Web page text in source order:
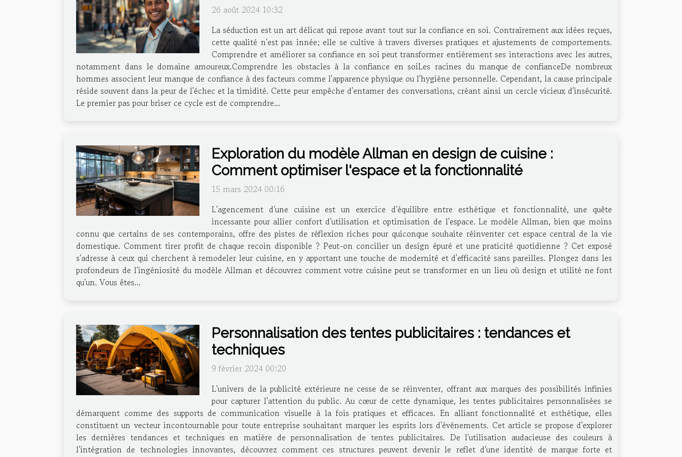
26 août 2024 10:32
La séduction est un art délicat qui repose avant tout sur la confiance en soi. Contrairement aux idées reçues,
cette qualité n'est pas innée; elle se cultive à travers diverses pratiques et ajustements de comportements.
Comprendre et améliorer sa confiance en soi peut transformer entièrement ses interactions avec les autres,
notamment dans le domaine amoureux.Comprendre les obstacles à la confiance en soiLes racines du manque de confianceDe nombreux
hommes associent leur manque de confiance à des facteurs comme l'apparence physique ou l'hygiène personnelle. Cependant, la cause principale
réside souvent dans la peur de l'échec et la timidité. Cette peur empêche d'entamer des conversations, créant ainsi un cercle vicieux d'insécurité.
Le premier pas pour briser ce cycle est de comprendre...
Exploration du modèle Allman en design de cuisine :
Comment optimiser l'espace et la fonctionnalité
15 mars 2024 00:16
L'agencement d'une cuisine est un exercice d'équilibre entre esthétique et fonctionnalité, une quête
incessante pour allier confort d'utilisation et optimisation de l'espace. Le modèle Allman, bien que moins
connu que certains de ses contemporains, offre des pistes de réflexion riches pour quiconque souhaite réinventer cet espace central de la vie
domestique. Comment tirer profit de chaque recoin disponible ? Peut-on concilier un design épuré et une praticité quotidienne ? Cet exposé
s'adresse à ceux qui cherchent à remodeler leur cuisine, en y apportant une touche de modernité et d'efficacité sans pareilles. Plongez dans les
profondeurs de l'ingéniosité du modèle Allman et découvrez comment votre cuisine peut se transformer en un lieu où design et utilité ne font
qu'un. Vous êtes...
Personnalisation des tentes publicitaires : tendances et
techniques
9 février 2024 00:20
L'univers de la publicité extérieure ne cesse de se réinventer, offrant aux marques des possibilités infinies
pour capturer l'attention du public. Au cœur de cette dynamique, les tentes publicitaires personnalisées se
démarquent comme des supports de communication visuelle à la fois pratiques et efficaces. En alliant fonctionnalité et esthétique, elles
constituent un vecteur incontournable pour toute entreprise souhaitant marquer les esprits lors d'événements. Cet article se propose d'explorer
les dernières tendances et techniques en matière de personnalisation de tentes publicitaires. De l'utilisation audacieuse des couleurs à
l'intégration de technologies innovantes, découvrez comment ces structures peuvent devenir le reflet d'une identité de marque forte et